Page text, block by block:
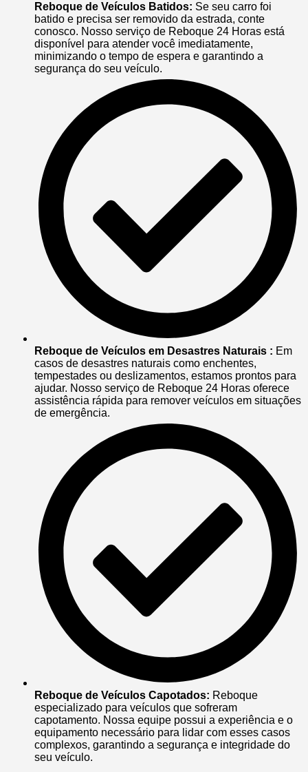
Reboque de Veículos Batidos: Se seu carro foi
batido e precisa ser removido da estrada, conte
conosco. Nosso serviço de Reboque 24 Horas está
disponível para atender você imediatamente,
minimizando o tempo de espera e garantindo a
segurança do seu veículo.
Reboque de Veículos em Desastres Naturais : Em
casos de desastres naturais como enchentes,
tempestades ou deslizamentos, estamos prontos para
ajudar. Nosso serviço de Reboque 24 Horas oferece
assistência rápida para remover veículos em situações
de emergência.
Reboque de Veículos Capotados: Reboque
especializado para veículos que sofreram
capotamento. Nossa equipe possui a experiência e o
equipamento necessário para lidar com esses casos
complexos, garantindo a segurança e integridade do
seu veículo.